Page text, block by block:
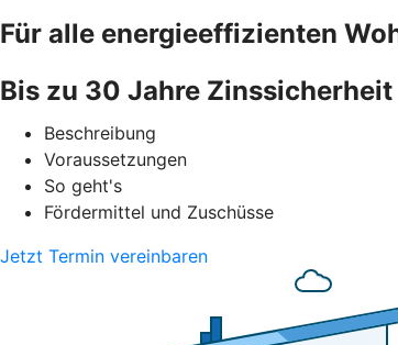
Für alle energieeffizienten
Bis zu 30 Jahre Zinssicherheit
Beschreibung
Voraussetzungen
So geht's
Fördermittel und Zuschüsse
Jetzt Termin vereinbaren